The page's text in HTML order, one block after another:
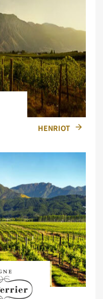
HENRIOT